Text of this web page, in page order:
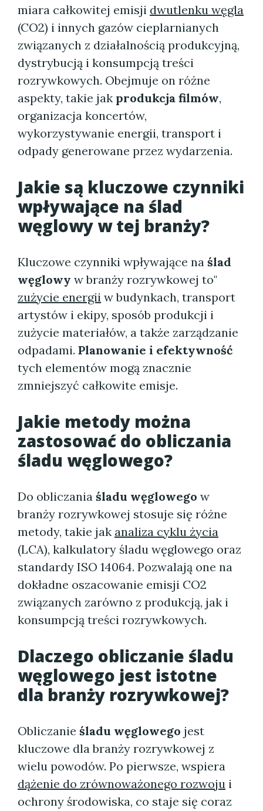
miara całkowitej emisji dwutlenku węgla
(CO2) i innych gazów cieplarnianych
związanych z działalnością produkcyjną,
dystrybucją i konsumpcją treści
rozrywkowych. Obejmuje on różne
aspekty, takie jak produkcja filmów,
organizacja koncertów,
wykorzystywanie energii, transport i
odpady generowane przez wydarzenia.
Jakie są kluczowe czynniki
wpływające na ślad
węglowy w tej branży?
Kluczowe czynniki wpływające na ślad
węglowy w branży rozrywkowej to"
zużycie energii w budynkach, transport
artystów i ekipy, sposób produkcji i
zużycie materiałów, a także zarządzanie
odpadami. Planowanie i efektywność
tych elementów mogą znacznie
zmniejszyć całkowite emisje.
Jakie metody można
zastosować do obliczania
śladu węglowego?
Do obliczania śladu węglowego w
branży rozrywkowej stosuje się różne
metody, takie jak analiza cyklu życia
(LCA), kalkulatory śladu węglowego oraz
standardy ISO 14064. Pozwalają one na
dokładne oszacowanie emisji CO2
związanych zarówno z produkcją, jak i
konsumpcją treści rozrywkowych.
Dlaczego obliczanie śladu
węglowego jest istotne
dla branży rozrywkowej?
Obliczanie śladu węglowego jest
kluczowe dla branży rozrywkowej z
wielu powodów. Po pierwsze, wspiera
dążenie do zrównoważonego rozwoju i
ochrony środowiska, co staje się coraz